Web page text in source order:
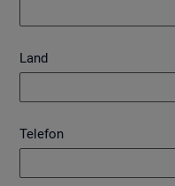
Land
Telefon